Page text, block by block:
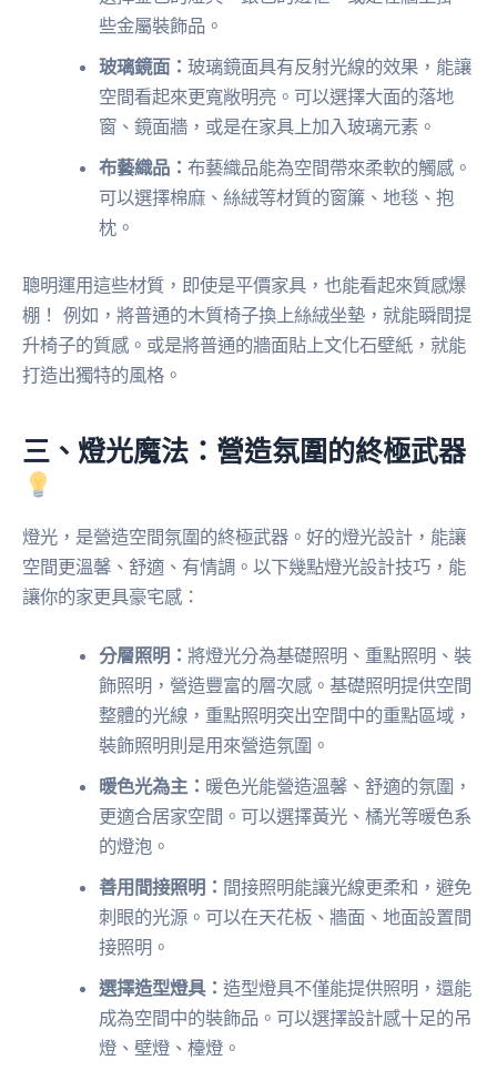
些金屬裝飾品。
玻璃鏡面：玻璃鏡面具有反射光線的效果，能讓
空間看起來更寬敞明亮。可以選擇大面的落地
窗、鏡面牆，或是在家具上加入玻璃元素。
布藝織品：布藝織品能為空間帶來柔軟的觸感。
可以選擇棉麻、絲絨等材質的窗簾、地毯、抱
枕。
聰明運用這些材質，即使是平價家具，也能看起來質感爆
棚！ 例如，將普通的木質椅子換上絲絨坐墊，就能瞬間提
升椅子的質感。或是將普通的牆面貼上文化石壁紙，就能
打造出獨特的風格。
三、燈光魔法：營造氛圍的終極武器
燈光，是營造空間氛圍的終極武器。好的燈光設計，能讓
空間更溫馨、舒適、有情調。以下幾點燈光設計技巧，能
讓你的家更具豪宅感：
分層照明：將燈光分為基礎照明、重點照明、裝
飾照明，營造豐富的層次感。基礎照明提供空間
整體的光線，重點照明突出空間中的重點區域，
裝飾照明則是用來營造氛圍。
暖色光為主： 暖色光能營造溫馨、舒適的氛圍，
更適合居家空間。可以選擇黃光、橘光等暖色系
的燈泡。
善用間接照明： 間接照明能讓光線更柔和，避免
刺眼的光源。可以在天花板、牆面、地面設置間
接照明。
選擇造型燈具：造型燈具不僅能提供照明，還能
成為空間中的裝飾品。可以選擇設計感十足的吊
燈、壁燈、檯燈。